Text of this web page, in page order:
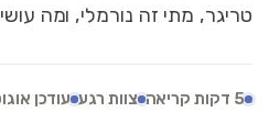
טריגר, מתי זה נורמלי, ומה
5 דקות קריאה צוות רגע עודכן אוגוסט